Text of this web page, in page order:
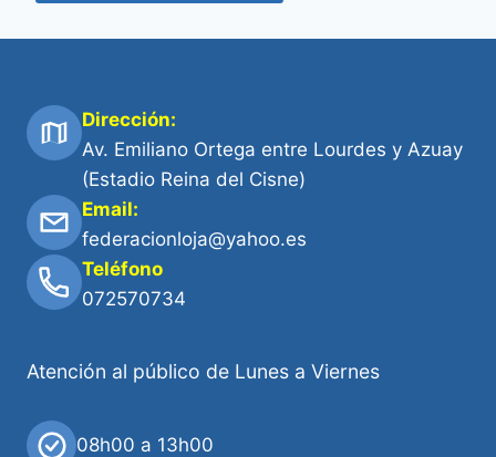
Dirección:
Av. Emiliano Ortega entre Lourdes y Azuay
(Estadio Reina del Cisne)
Email:
federacionloja@yahoo.es
Teléfono
072570734
Atención al público de Lunes a Viernes
08h00 a 13h00